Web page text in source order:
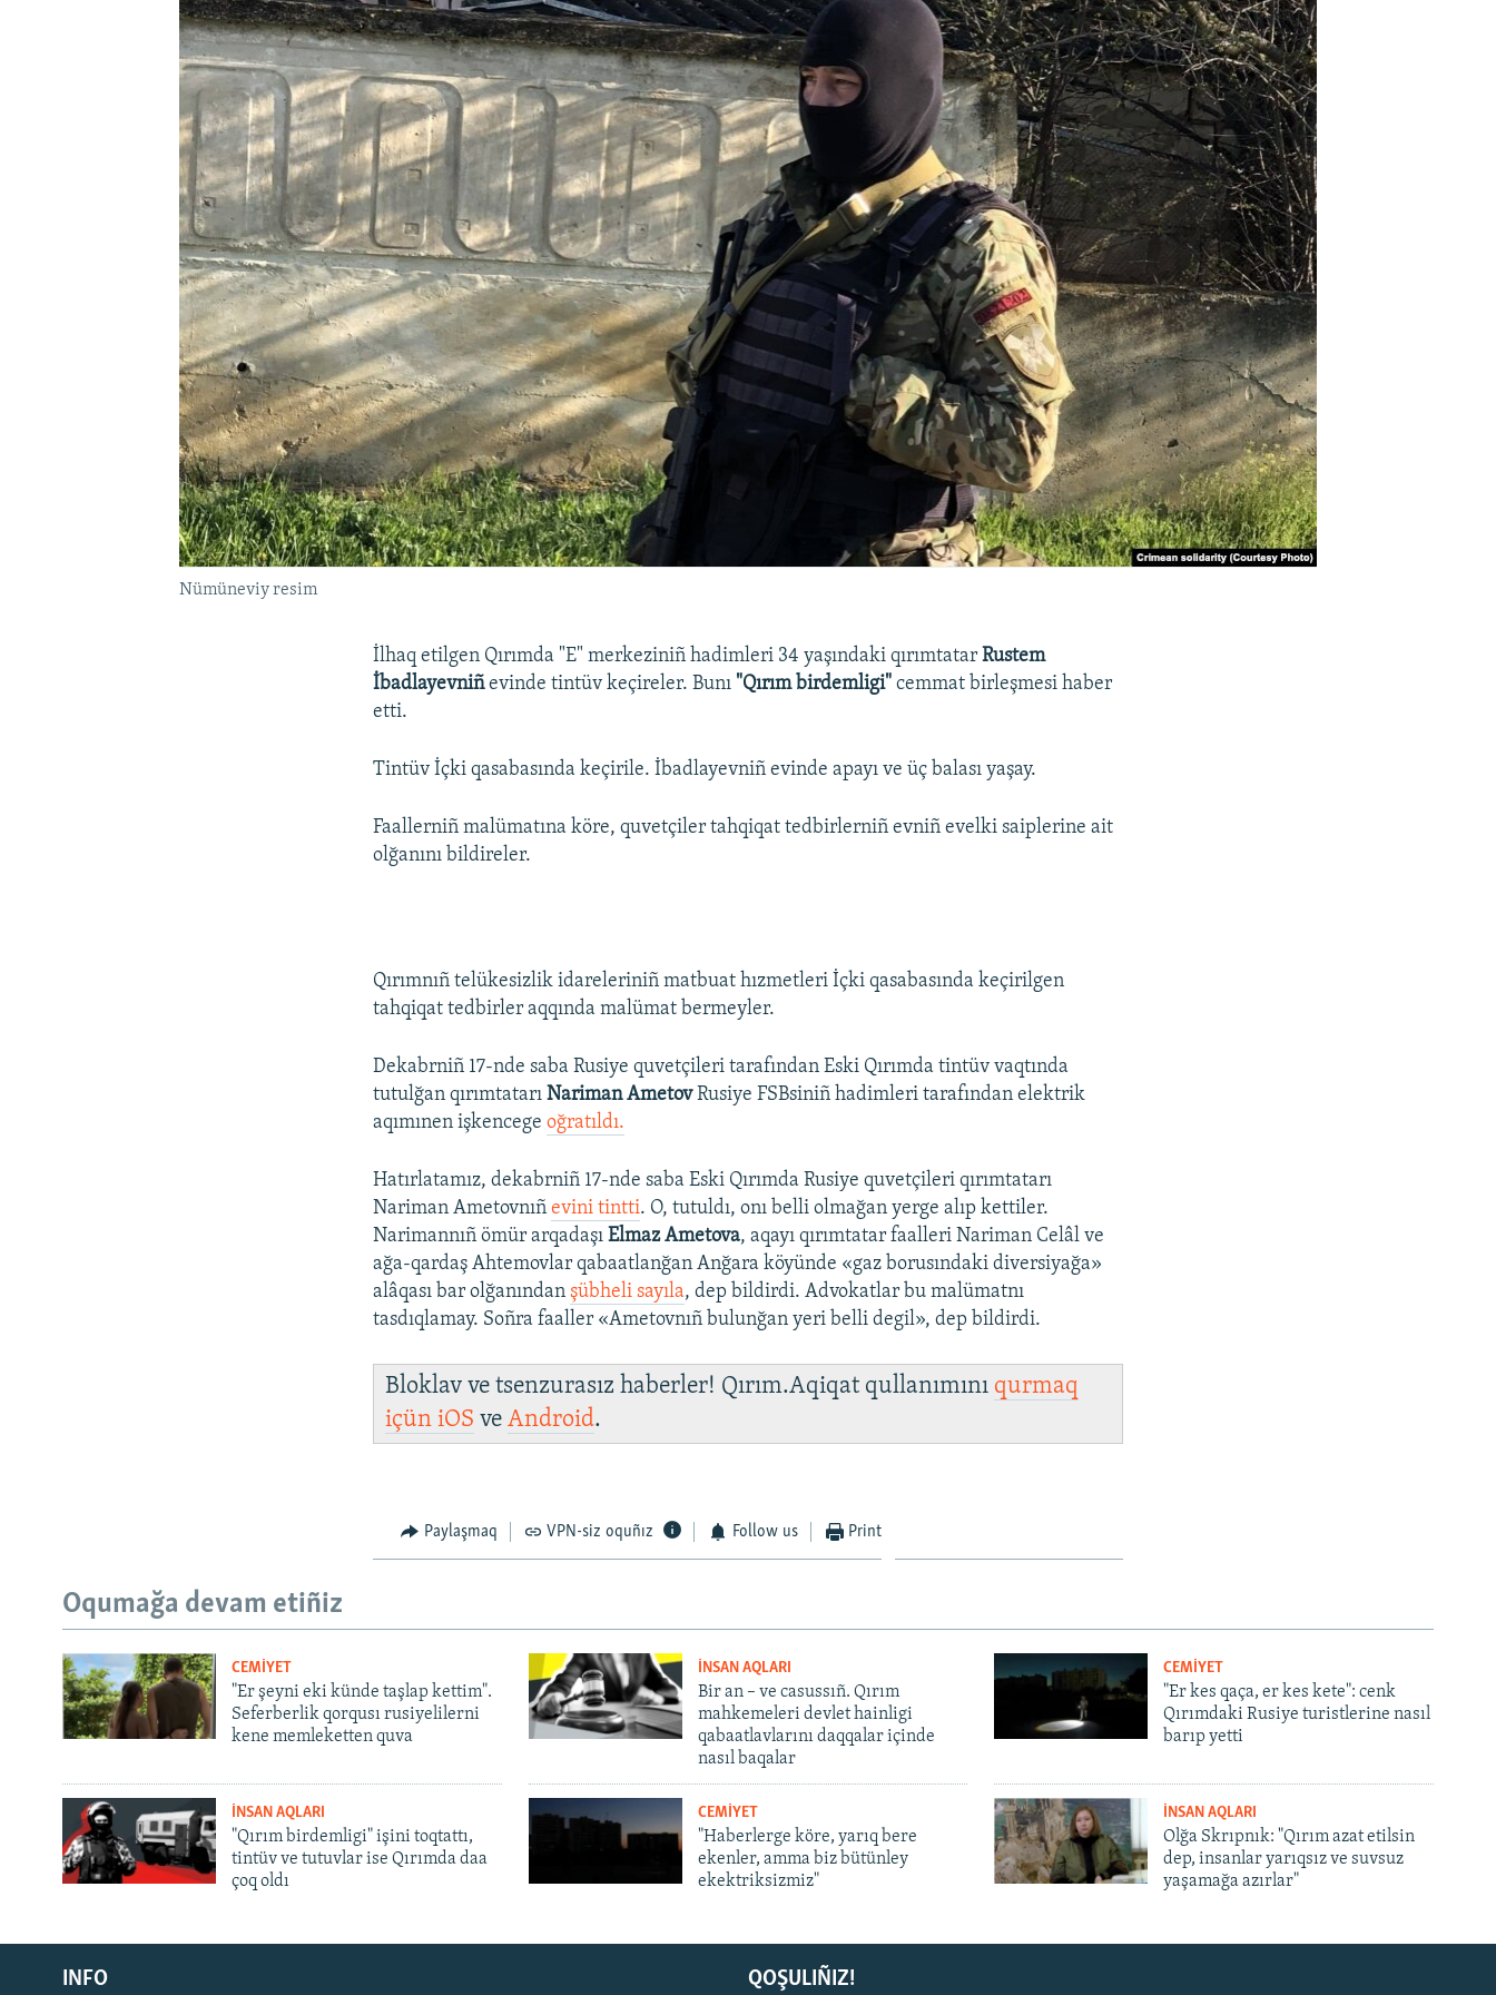
Русский
Українською
Nümüneviy resim
İlhaq etilgen Qırımda "E" merkeziniñ hadimleri 34 yaşındaki qırımtatarRustem
İbadlayevniñevinde tintüv keçireler. Bunı "Qırım birdemligi"cemmat birleşmesi haber
etti.
Tintüv İçki qasabasında keçirile. İbadlayevniñ evinde apayı ve üç balası yaşay.
Faallerniñ malümatına köre, quvetçiler tahqiqat tedbirlerniñ evniñ evelki saiplerine ait
olğanını bildireler.
Qırımnıñ telükesizlik idareleriniñ matbuat hızmetleri İçki qasabasında keçirilgen
tahqiqat tedbirler aqqında malümat bermeyler.
Dekabrniñ 17-nde saba Rusiye quvetçileri tarafından Eski Qırımda tintüv vaqtında
tutulğan qırımtatarıNariman AmetovRusiye FSBsiniñ hadimleri tarafından elektrik
aqımınen işkencegeoğratıldı.
Hatırlatamız, dekabrniñ 17-nde saba Eski Qırımda Rusiye quvetçileri qırımtatarı
Nariman Ametovnıñevini tintti. O, tutuldı, onı belli olmağan yerge alıp kettiler.
Narimannıñ ömür arqadaşıElmaz Ametova, aqayı qırımtatar faalleri Nariman Celâl ve
ağa-qardaş Ahtemovlar qabaatlanğan Anğara köyünde «gaz borusındaki diversiyağa»
alâqası bar olğanındanşübheli sayıla, dep bildirdi. Advokatlar bu malümatnı
tasdıqlamay. Soñra faaller «Ametovnıñ bulunğan yeri belli degil», dep bildirdi.
Bloklav ve tsenzurasız haberler! Qırım.Aqiqat qullanımını qurmaq
içüniOS veAndroid.
Paylaşmaq VPN-siz oquñız Follow us Print
Oqumağa devam etiñiz
CEMİYET
"Er şeyni eki künde taşlap kettim".
Seferberlik qorqusı rusiyelilerni
kene memleketten quva
İNSAN AQLARI
Bir an – ve casussıñ. Qırım
mahkemeleri devlet hainligi
qabaatlavlarını daqqalar içinde
nasıl baqalar
CEMİYET
"Er kes qaça, er kes kete": cenk
Qırımdaki Rusiye turistlerine nasıl
barıp yetti
İNSAN AQLARI
"Qırım birdemligi" işini toqtattı,
tintüv ve tutuvlar ise Qırımda daa
çoq oldı
CEMİYET
"Haberlerge köre, yarıq bere
ekenler, amma biz bütünley
ekektriksizmiz"
İNSAN AQLARI
Olğa Skrıpnık: "Qırım azat etilsin
dep, insanlar yarıqsız ve suvsuz
yaşamağa azırlar"
QOŞULIÑIZ!
INFO